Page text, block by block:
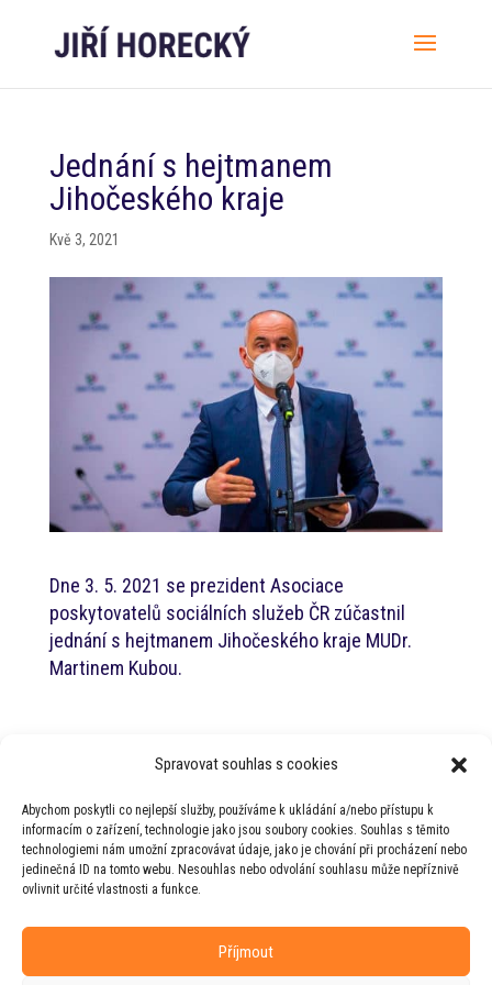
Spravovat souhlas s cookies
Abychom poskytli co nejlepší služby, používáme k ukládání a/nebo přístupu k
informacím o zařízení, technologie jako jsou soubory cookies. Souhlas s těmito
technologiemi nám umožní zpracovávat údaje, jako je chování při procházení nebo
jedinečná ID na tomto webu. Nesouhlas nebo odvolání souhlasu může nepříznivě
ovlivnit určité vlastnosti a funkce.
Příjmout
Jednání s hejtmanem
Jihočeského kraje
Kvě 3, 2021
Dne 3. 5. 2021 se prezident Asociace
poskytovatelů sociálních služeb ČR zúčastnil
jednání s hejtmanem Jihočeského kraje MUDr.
Martinem Kubou.
PT RHSD pro zdravotnictví
PT RHSD pro kulturní otázky
Rada vlády pro duševní zdraví